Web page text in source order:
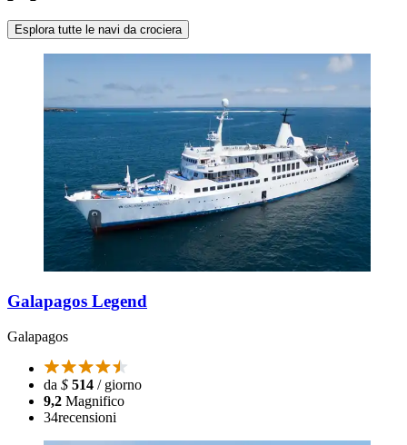
Esplora tutte le navi da crociera
Galapagos Legend
Galapagos
da $ 514 / giorno
9,2 Magnifico
34recensioni